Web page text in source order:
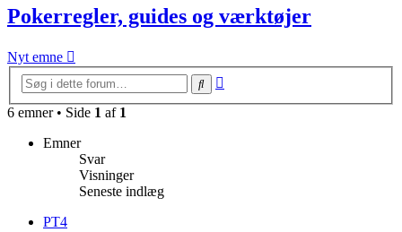
Pokerregler, guides og værktøjer
Nyt emne
Søg
6 emner • Side 1 af 1
Emner
Svar
Visninger
Seneste indlæg
PT4